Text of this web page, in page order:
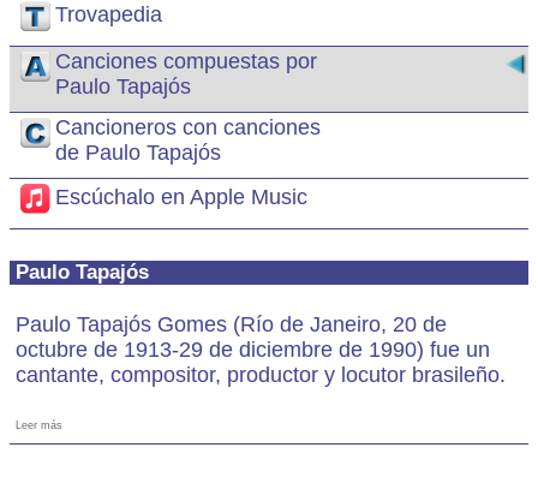
Trovapedia
Canciones compuestas por
Paulo Tapajós
Cancioneros con canciones
de Paulo Tapajós
Escúchalo en Apple Music
Paulo Tapajós
Paulo Tapajós Gomes (Río de Janeiro, 20 de
octubre de 1913-29 de diciembre de 1990) fue un
cantante, compositor, productor y locutor brasileño.
Leer más